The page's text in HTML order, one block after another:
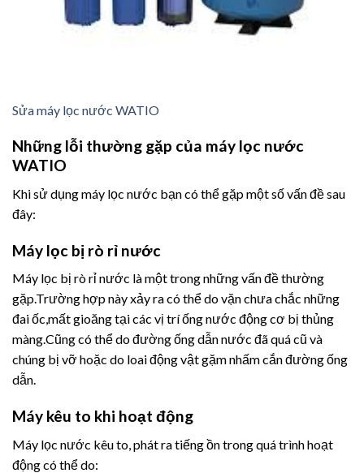
Sửa máy lọc nước WATIO
Những lỗi thường gặp của máy lọc nước
WATIO
Khi sử dụng máy lọc nước bạn có thể gặp một số vấn đề sau
đây:
Máy lọc bị rò rỉ nước
Máy lọc bị rò rỉ nước là một trong những vấn đề thường
gặp.Trường hợp này xảy ra có thể do vặn chưa chắc những
đai ốc,mất gioăng tại các vị trí ống nước động cơ bị thủng
màng.Cũng có thể do đường ống dẫn nước đã quá cũ và
chúng bị vỡ hoặc do loai động vật gặm nhấm cắn đường ống
dẫn.
Máy kêu to khi hoạt động
Máy lọc nước kêu to, phát ra tiếng ồn trong quá trình hoạt
động có thể do: